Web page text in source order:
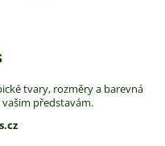
tvary, rozměry a barevná
představám.